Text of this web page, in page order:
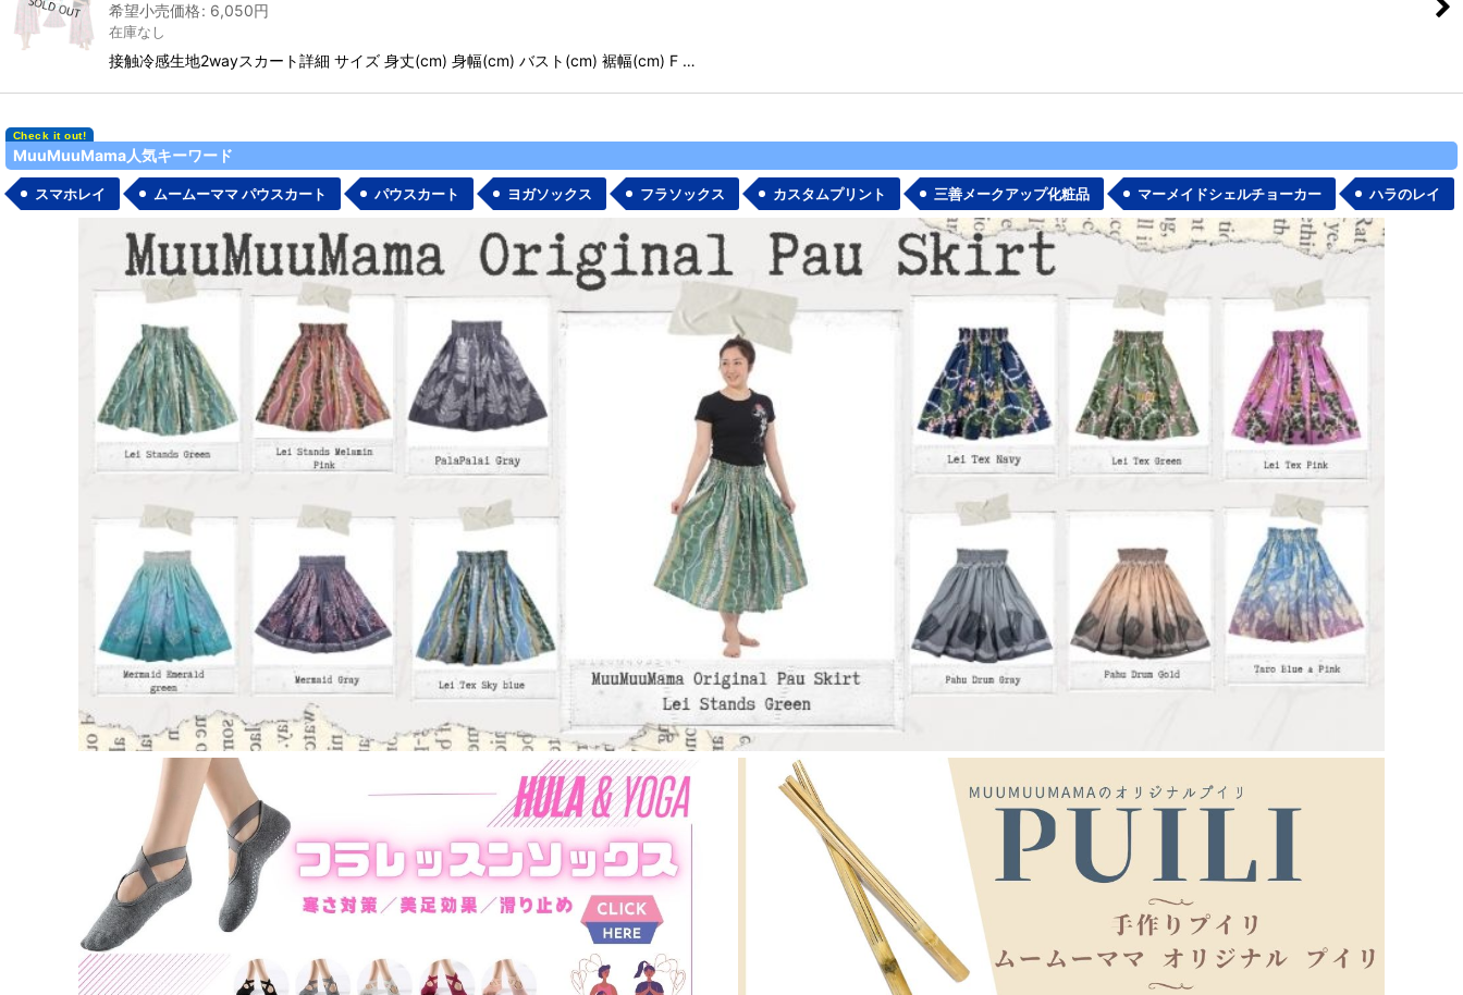
希望小売価格: 6,050円
在庫なし
接触冷感生地2wayスカート詳細 サイズ 身丈(cm) 身幅(cm) バスト(cm) 裾幅(cm) F …
MuuMuuMama人気キーワード
スマホレイ ムームーママ パウスカート パウスカート ヨガソックス フラソックス カスタムプリント 三善メークアップ化粧品 マーメイドシェルチョーカー ハラのレイ